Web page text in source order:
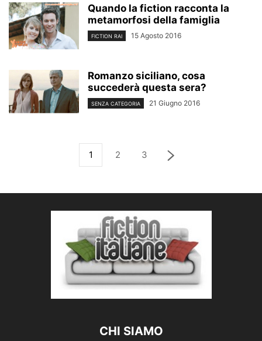
Quando la fiction racconta la
metamorfosi della famiglia
FICTION RAI 15 Agosto 2016
Romanzo siciliano, cosa
succederà questa sera?
SENZA CATEGORIA 21 Giugno 2016
1 2 3
CHI SIAMO